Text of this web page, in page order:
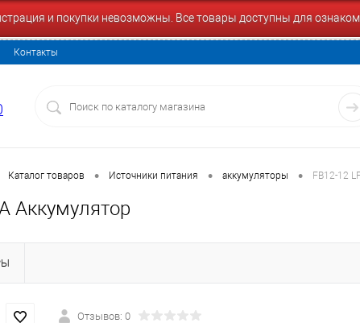
и покупки невозможны. Все товары доступны для
Контакты
Каталог товаров • Источники питания • аккумуляторы • FB12-12
Аккумулятор
Отзывов: 0